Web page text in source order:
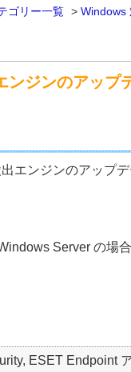
ゴリー一覧 > Windows
ンジンのアップ
エンジンのアップ
Server の場合
ESET Endpoint